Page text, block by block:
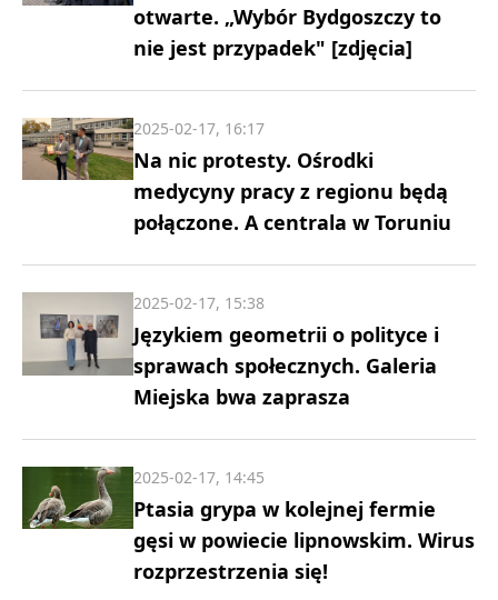
otwarte. „Wybór Bydgoszczy to
nie jest przypadek" [zdjęcia]
Na nic protesty. Ośrodki
medycyny pracy z regionu będą
połączone. A centrala w Toruniu
2025-02-17, 16:17
Językiem geometrii o polityce i
sprawach społecznych. Galeria
Miejska bwa zaprasza
2025-02-17, 15:38
Ptasia grypa w kolejnej fermie
gęsi w powiecie lipnowskim. Wirus
rozprzestrzenia się!
2025-02-17, 14:45